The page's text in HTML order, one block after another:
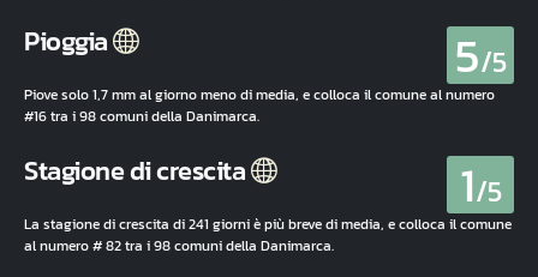
Pioggia 5/5
Piove solo 1,7 mm al giorno meno di media, e colloca il comune al numero
#16 tra i 98 comuni della Danimarca.
Stagione di crescita 1/5
La stagione di crescita di 241 giorni è più breve di media, e colloca il comune
al numero # 82 tra i 98 comuni della Danimarca.